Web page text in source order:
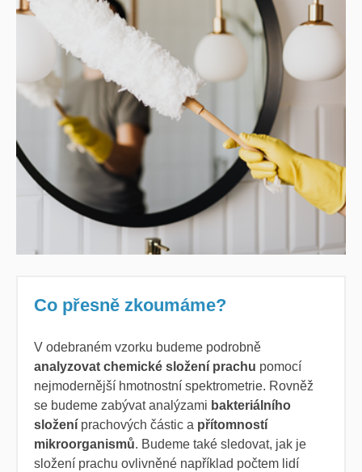
Co přesně zkoumáme?
V odebraném vzorku budeme podrobně
analyzovat chemické složení prachu pomocí
nejmodernější hmotnostní spektrometrie. Rovněž
se budeme zabývat analýzami bakteriálního
složení prachových částic a přítomností
mikroorganismů. Budeme také sledovat, jak je
složení prachu ovlivněné například počtem lidí